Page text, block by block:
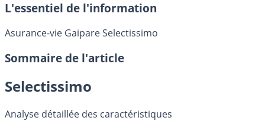
L'essentiel de l'information
Asurance-vie Gaipare Selectissimo
Sommaire de l'article
Selectissimo
Analyse détaillée des caractéristiques